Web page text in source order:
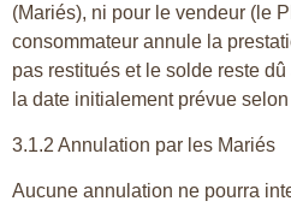
(Mariés), ni pour le vendeur (le
consommateur annule la
pas restitués et le solde reste
la date initialement prévue
3.1.2 Annulation par les Mariés
Aucune annulation ne pourra